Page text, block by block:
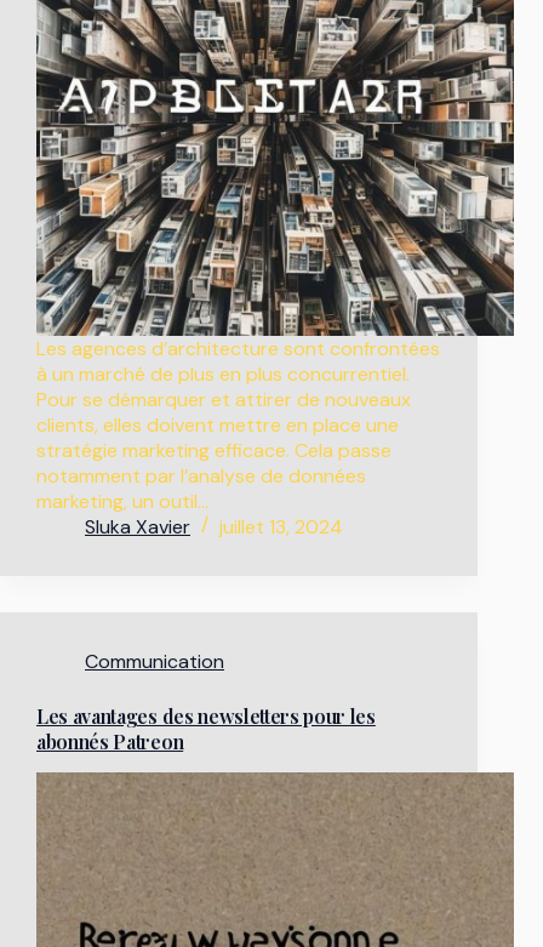
Les agences d’architecture sont confrontées
à un marché de plus en plus concurrentiel.
Pour se démarquer et attirer de nouveaux
clients, elles doivent mettre en place une
stratégie marketing efficace. Cela passe
notamment par l’analyse de données
marketing, un outil…
Sluka Xavier
juillet 13, 2024
Communication
Les avantages des newsletters pour les
abonnés Patreon